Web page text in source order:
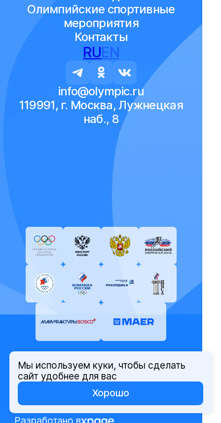
Олимпийские спортивные
мероприятия
Контакты
RUEN
info@olympic.ru
119991, г. Москва, Лужнецкая
наб., 8
© Олимпийский комитет России,
2026
Политика защиты персональных
данных
Разработано в
Мы используем куки, чтобы сделать
сайт удобнее для вас
Хорошо